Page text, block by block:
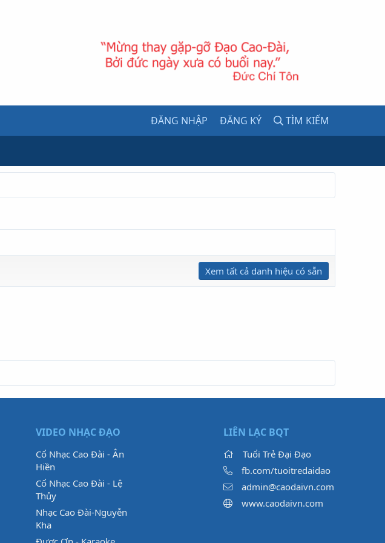
ĐĂNG NHẬP ĐĂNG KÝ TÌM KIẾM
Xem tất cả danh hiệu có sẵn
VIDEO NHẠC ĐẠO
Cổ Nhạc Cao Đài - Ân
Hiền
Cổ Nhạc Cao Đài - Lệ
Thủy
Nhạc Cao Đài-Nguyễn
Kha
LIÊN LẠC BQT
Tuổi Trẻ Đại Đạo
fb.com/tuoitredaidao
admin@caodaivn.com
www.caodaivn.com